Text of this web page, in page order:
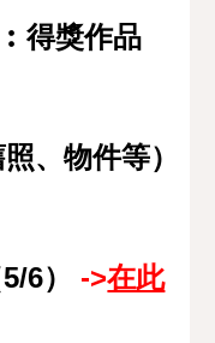
得獎作品
、物件等）
6） ->在此